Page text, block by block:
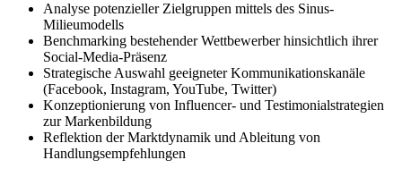
Analyse potenzieller Zielgruppen mittels des Sinus-
Milieumodells
Benchmarking bestehender Wettbewerber hinsichtlich ihrer
Social-Media-Präsenz
Strategische Auswahl geeigneter Kommunikationskanäle
(Facebook, Instagram, YouTube, Twitter)
Konzeptionierung von Influencer- und Testimonialstrategien
zur Markenbildung
Reflektion der Marktdynamik und Ableitung von
Handlungsempfehlungen